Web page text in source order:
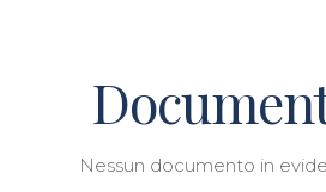
Nessun documento in